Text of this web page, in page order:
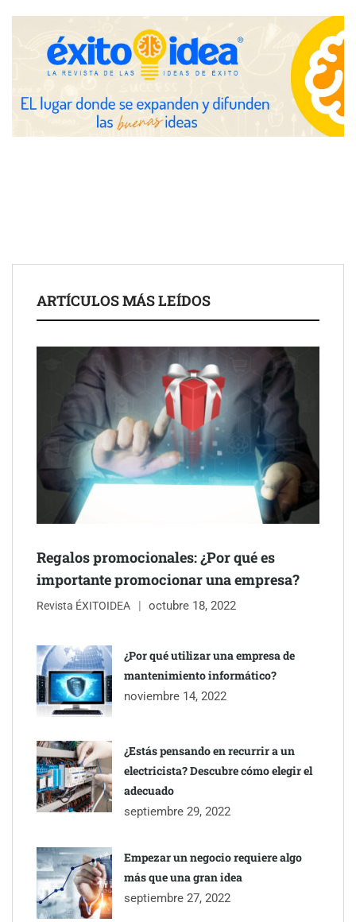
La luz roja, el nuevo aftersun, actúa en la recuperación de la piel
Eulalia Roig lanza ‘The Journal’, una revista digital mensual de
entrevistas y fotografía editorial
inmobiliarios: hasta 82% de ahorro por cobro
Gestoría Online reduce a unas horas el alta de autónomo
ARTÍCULOS MÁS LEÍDOS
Regalos promocionales: ¿Por qué es
importante promocionar una empresa?
Revista ÉXITOIDEA octubre 18, 2022
¿Por qué utilizar una empresa de
mantenimiento informático?
noviembre 14, 2022
¿Estás pensando en recurrir a un
electricista? Descubre cómo elegir el
adecuado
septiembre 29, 2022
Empezar un negocio requiere algo
más que una gran idea
septiembre 27, 2022